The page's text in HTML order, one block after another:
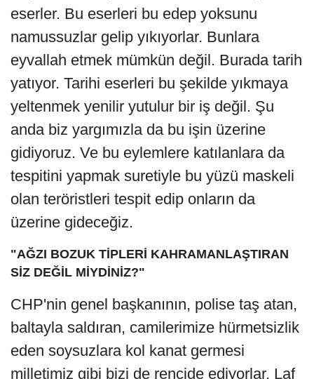
eserler. Bu eserleri bu edep yoksunu
namussuzlar gelip yıkıyorlar. Bunlara
eyvallah etmek mümkün değil. Burada tarih
yatıyor. Tarihi eserleri bu şekilde yıkmaya
yeltenmek yenilir yutulur bir iş değil. Şu
anda biz yargımızla da bu işin üzerine
gidiyoruz. Ve bu eylemlere katılanlara da
tespitini yapmak suretiyle bu yüzü maskeli
olan teröristleri tespit edip onların da
üzerine gideceğiz.
"AĞZI BOZUK TİPLERİ KAHRAMANLAŞTIRAN
SİZ DEĞİL MİYDİNİZ?"
CHP'nin genel başkanının, polise taş atan,
baltayla saldıran, camilerimize hürmetsizlik
eden soysuzlara kol kanat germesi
milletimiz gibi bizi de rencide ediyorlar. Laf